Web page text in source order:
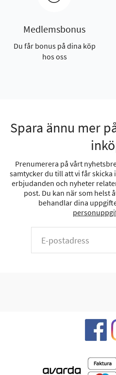
Medlemsbonus
Du får bonus på dina köp
hos oss
Spara ännu mer
Prenumerera på vårt
samtycker du till att vi får
erbjudanden och nyheter
post. Du kan när som helst
behandlar dina